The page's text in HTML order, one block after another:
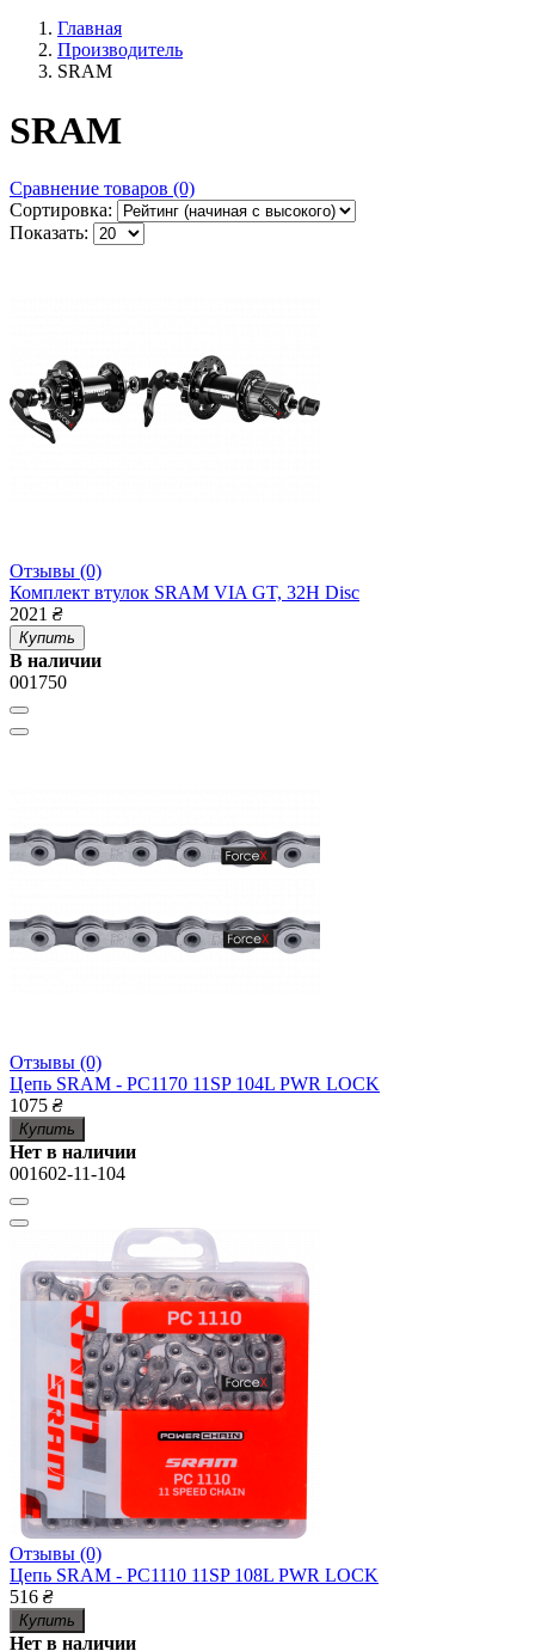
Главная
Производитель
SRAM
SRAM
Сравнение товаров (0)
Сортировка:
Показать:
Отзывы (0)
Комплект втулок SRAM VIA GT, 32H Disc
2021 ₴
Купить
В наличии
001750
Отзывы (0)
Цепь SRAM - PC1170 11SP 104L PWR LOCK
1075 ₴
Купить
Нет в наличии
001602-11-104
Отзывы (0)
Цепь SRAM - PC1110 11SP 108L PWR LOCK
516 ₴
Купить
Нет в наличии